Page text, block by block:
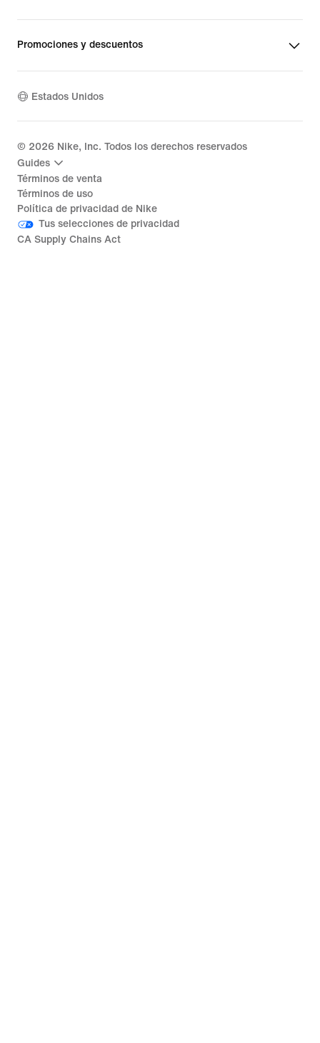
Promociones y descuentos
Estados Unidos
© 2026 Nike, Inc. Todos los derechos reservados
Guides
Términos de venta
Términos de uso
Política de privacidad de Nike
Tus selecciones de privacidad
CA Supply Chains Act